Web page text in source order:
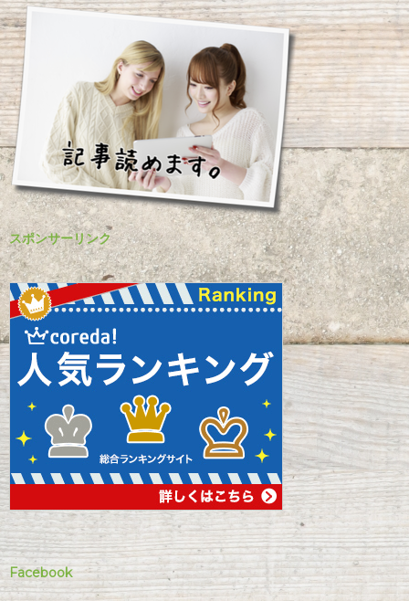
スポンサーリンク
Facebook